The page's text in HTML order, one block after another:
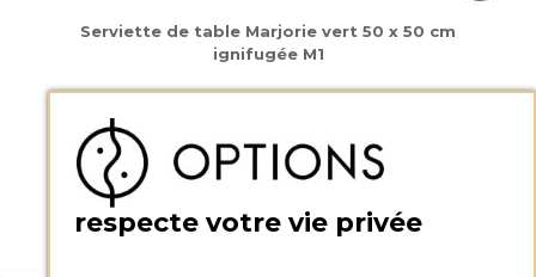
Serviette de table Marjorie vert 50 x 50 cm
ignifugée M1
respecte votre vie privée